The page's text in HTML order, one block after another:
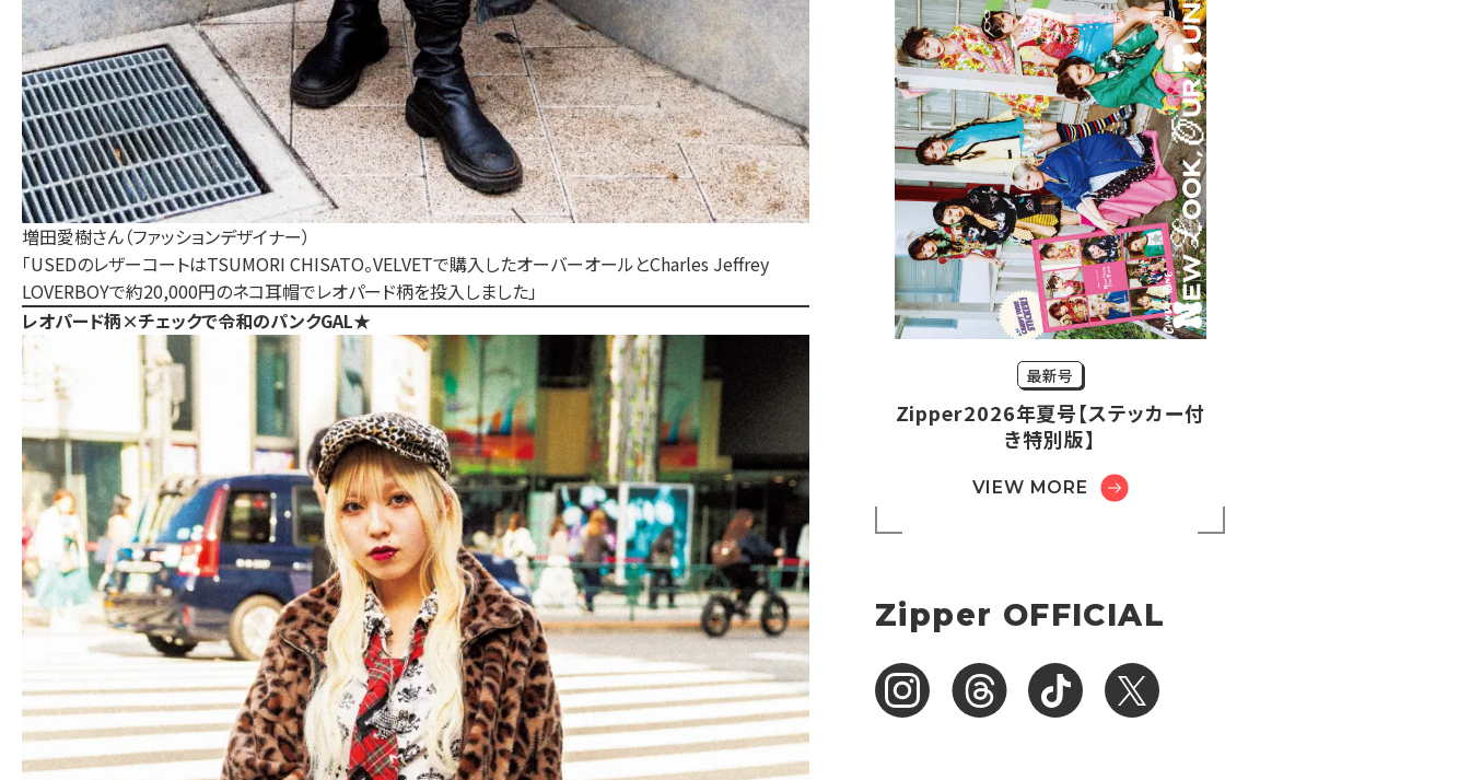
増田愛樹さん（ファッションデザイナー）
「USEDのレザーコートはTSUMORI CHISATO。VELVETで購入したオーバーオールとCharles Jeffrey
LOVERBOYで約20,000円のネコ耳帽でレオパード柄を投入しました」
レオパード柄×チェックで令和のパンクGAL★
最新号
Zipper2026年夏号【ステッカー付
き特別版】
VIEW MORE
Zipper OFFICIAL